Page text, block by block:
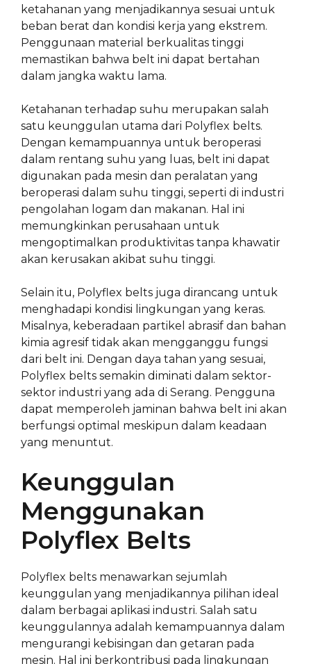
ketahanan yang menjadikannya sesuai untuk
beban berat dan kondisi kerja yang ekstrem.
Penggunaan material berkualitas tinggi
memastikan bahwa belt ini dapat bertahan
dalam jangka waktu lama.
Ketahanan terhadap suhu merupakan salah
satu keunggulan utama dari Polyflex belts.
Dengan kemampuannya untuk beroperasi
dalam rentang suhu yang luas, belt ini dapat
digunakan pada mesin dan peralatan yang
beroperasi dalam suhu tinggi, seperti di industri
pengolahan logam dan makanan. Hal ini
memungkinkan perusahaan untuk
mengoptimalkan produktivitas tanpa khawatir
akan kerusakan akibat suhu tinggi.
Selain itu, Polyflex belts juga dirancang untuk
menghadapi kondisi lingkungan yang keras.
Misalnya, keberadaan partikel abrasif dan bahan
kimia agresif tidak akan mengganggu fungsi
dari belt ini. Dengan daya tahan yang sesuai,
Polyflex belts semakin diminati dalam sektor-
sektor industri yang ada di Serang. Pengguna
dapat memperoleh jaminan bahwa belt ini akan
berfungsi optimal meskipun dalam keadaan
yang menuntut.
Keunggulan
Menggunakan
Polyflex Belts
Polyflex belts menawarkan sejumlah
keunggulan yang menjadikannya pilihan ideal
dalam berbagai aplikasi industri. Salah satu
keunggulannya adalah kemampuannya dalam
mengurangi kebisingan dan getaran pada
mesin. Hal ini berkontribusi pada lingkungan